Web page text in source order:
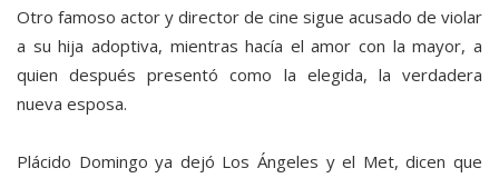
Otro famoso actor y director de cine sigue acusado de violar
a su hija adoptiva, mientras hacía el amor con la mayor, a
quien después presentó como la elegida, la verdadera
nueva esposa.
Plácido Domingo ya dejó Los Ángeles y el Met, dicen que